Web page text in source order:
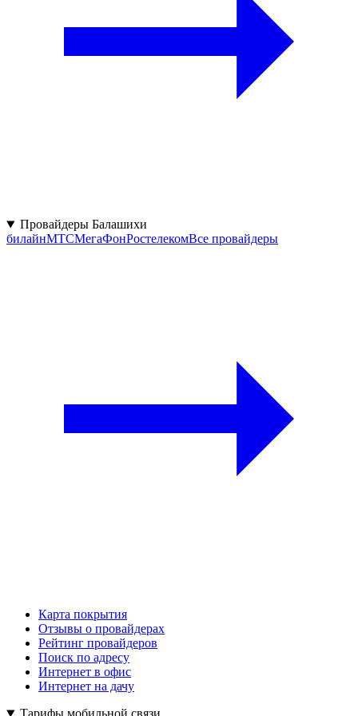
Провайдеры Балашихи
билайнМТСМегаФонРостелекомВсе провайдеры
Карта покрытия
Отзывы о провайдерах
Рейтинг провайдеров
Поиск по адресу
Интернет в офис
Интернет на дачу